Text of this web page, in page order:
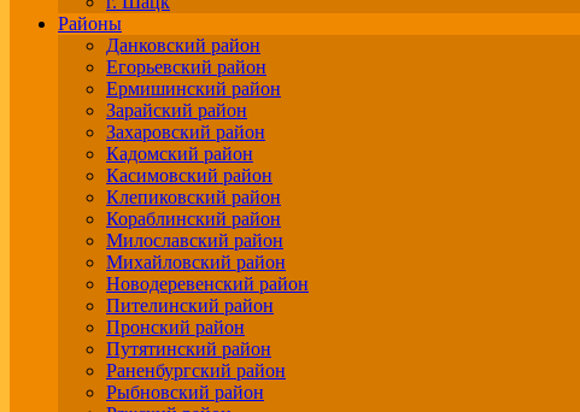
Районы
Данковский район
Егорьевский район
Ермишинский район
Зарайский район
Захаровский район
Кадомский район
Касимовский район
Клепиковский район
Кораблинский район
Милославский район
Михайловский район
Новодеревенский район
Пителинский район
Пронский район
Путятинский район
Раненбургский район
Рыбновский район